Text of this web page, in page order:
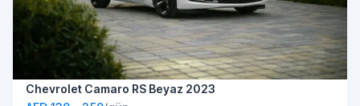
Chevrolet Camaro RS Beyaz 2023